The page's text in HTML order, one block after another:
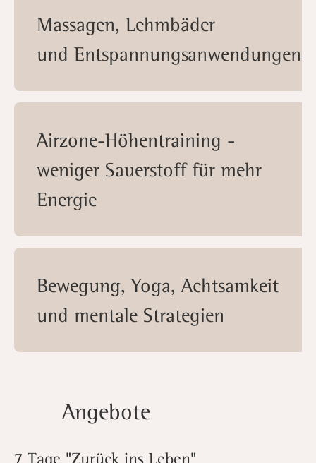
Massagen, Lehmbäder
und Entspannungsanwendungen
Airzone-Höhentraining -
weniger Sauerstoff für mehr
Energie
Bewegung, Yoga, Achtsamkeit
und mentale Strategien
Angebote
7 Tage "Zurück ins Leben"